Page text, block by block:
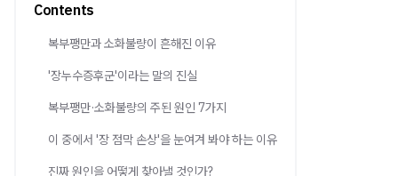
Contents
복부팽만과 소화불량이 흔해진 이유
'장누수증후군'이라는 말의 진실
복부팽만·소화불량의 주된 원인 7가지
이 중에서 '장 점막 손상'을 눈여겨 봐야 하는 이유
진짜 원인을 어떻게 찾아낼 것인가?